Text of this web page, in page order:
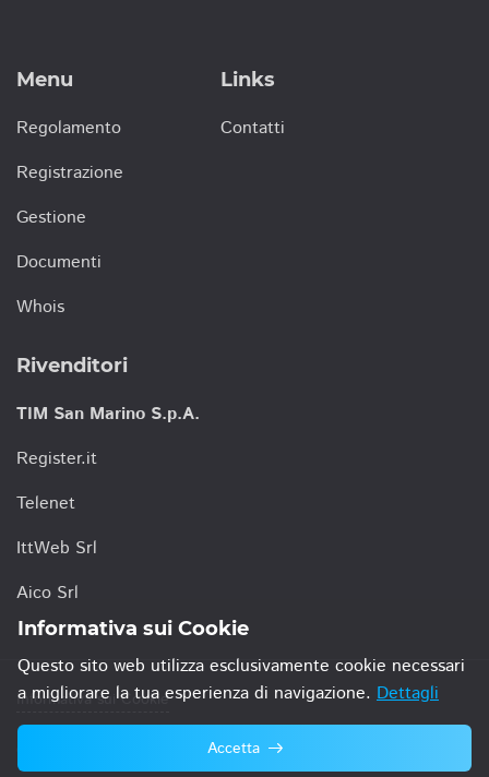
Menu
Regolamento
Registrazione
Gestione
Documenti
Whois
Links
Contatti
Rivenditori
TIM San Marino S.p.A.
Register.it
Telenet
IttWeb Srl
Aico Srl
Informativa sui Cookie
© 2021 TIM San Marino S.p.A.
Informativa sui Cookie
Questo sito web utilizza esclusivamente cookie necessari
a migliorare la tua esperienza di navigazione. Dettagli
Accetta